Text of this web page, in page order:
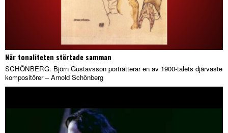
När tonaliteten störtade samman
SCHÖNBERG. Björn Gustavsson porträtterar en av 1900-talets djärvaste
kompositörer – Arnold Schönberg